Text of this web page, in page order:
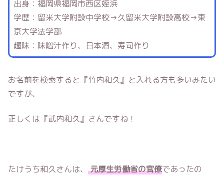
出身：福岡県福岡市西区姪浜
学歴：留米大学附設中学校→久留米大学附設高校→東
京大学法学部
趣味：味噌汁作り、日本酒、寿司作り
お名前を検索すると『竹内和久』と入れる方も多いみたい
ですが、
正しくは『武内和久』さんですね！
たけうち和久さんは、 元厚生労働省の官僚であったの